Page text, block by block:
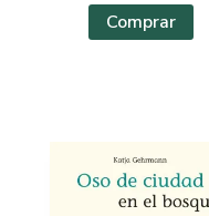
Comprar